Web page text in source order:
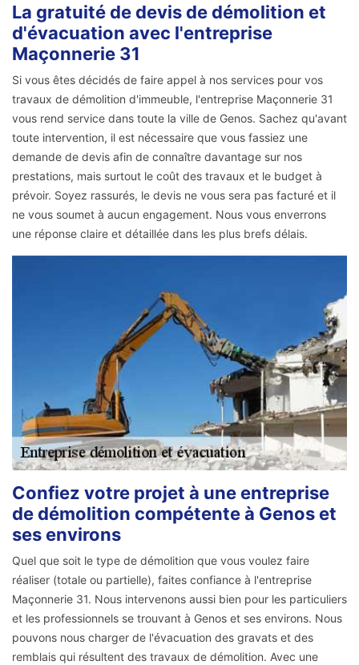
La gratuité de devis de démolition et
d'évacuation avec l'entreprise
Maçonnerie 31
Si vous êtes décidés de faire appel à nos services pour vos
travaux de démolition d'immeuble, l'entreprise Maçonnerie 31
vous rend service dans toute la ville de Genos. Sachez qu'avant
toute intervention, il est nécessaire que vous fassiez une
demande de devis afin de connaître davantage sur nos
prestations, mais surtout le coût des travaux et le budget à
prévoir. Soyez rassurés, le devis ne vous sera pas facturé et il
ne vous soumet à aucun engagement. Nous vous enverrons
une réponse claire et détaillée dans les plus brefs délais.
Confiez votre projet à une entreprise
de démolition compétente à Genos et
ses environs
Quel que soit le type de démolition que vous voulez faire
réaliser (totale ou partielle), faites confiance à l'entreprise
Maçonnerie 31. Nous intervenons aussi bien pour les particuliers
et les professionnels se trouvant à Genos et ses environs. Nous
pouvons nous charger de l'évacuation des gravats et des
remblais qui résultent des travaux de démolition. Avec une